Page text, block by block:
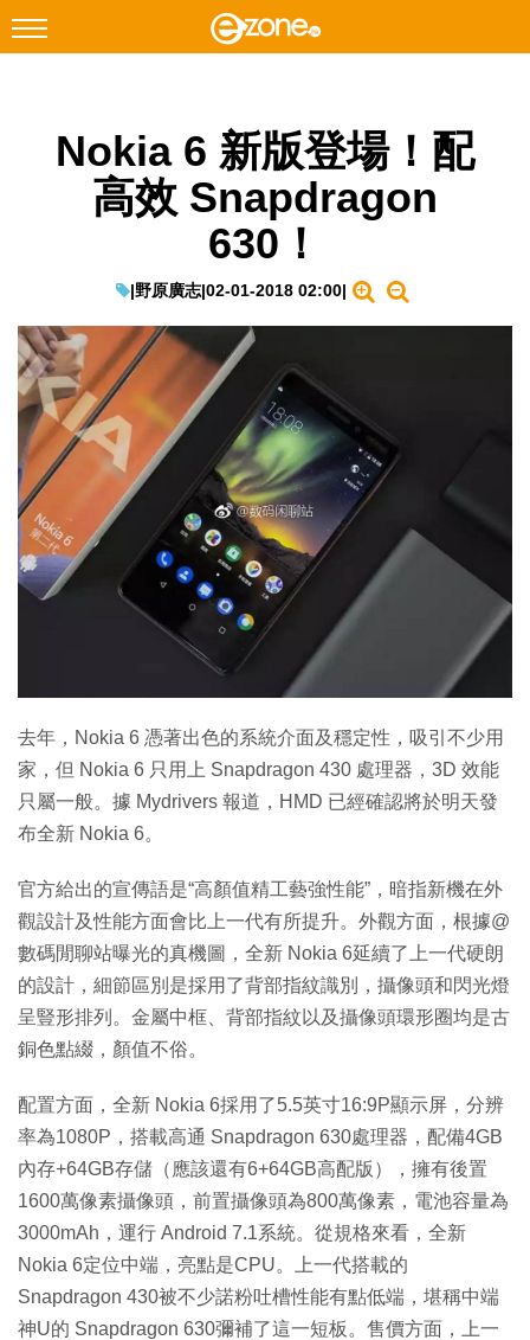
Facebook Instagram
教學評測
EduTech
IT Times
生成式AI與雲端應用
Enterprise Digital Transformation
特集
Nokia 6 新版登場！配
高效 Snapdragon
630！
|野原廣志|02-01-2018 02:00|
去年，Nokia 6 憑著出色的系統介面及穩定性，吸引不少用
家，但 Nokia 6 只用上 Snapdragon 430 處理器，3D 效能
只屬一般。據 Mydrivers 報道，HMD 已經確認將於明天發
布全新 Nokia 6。
官方給出的宣傳語是“高顏值精工藝強性能”，暗指新機在外
觀設計及性能方面會比上一代有所提升。外觀方面，根據@
數碼閒聊站曝光的真機圖，全新 Nokia 6延續了上一代硬朗
的設計，細節區別是採用了背部指紋識別，攝像頭和閃光燈
呈豎形排列。金屬中框、背部指紋以及攝像頭環形圈均是古
銅色點綴，顏值不俗。
配置方面，全新 Nokia 6採用了5.5英寸16:9P顯示屏，分辨
率為1080P，搭載高通 Snapdragon 630處理器，配備4GB
內存+64GB存儲（應該還有6+64GB高配版），擁有後置
1600萬像素攝像頭，前置攝像頭為800萬像素，電池容量為
3000mAh，運行 Android 7.1系統。從規格來看，全新
Nokia 6定位中端，亮點是CPU。上一代搭載的
Snapdragon 430被不少諾粉吐槽性能有點低端，堪稱中端
神U的 Snapdragon 630彌補了這一短板。售價方面，上一